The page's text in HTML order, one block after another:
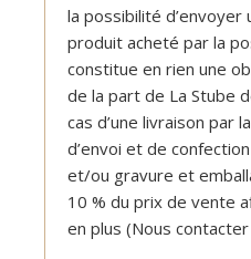
la possibilité d’envoyer
produit acheté par la
constitue en rien une
de la part de La Stube
cas d’une livraison par
d’envoi et de
et/ou gravure et
10 % du prix de vente
en plus (Nous